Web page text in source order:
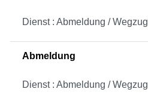
Dienst : Abmeldung / Wegzug
Abmeldung
Dienst : Abmeldung / Wegzug